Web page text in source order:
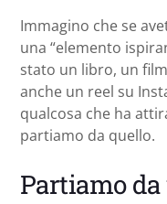
Immagino che se
una “elemento
stato un libro, un
anche un reel su
qualcosa che ha
partiamo da quello.
Partiamo